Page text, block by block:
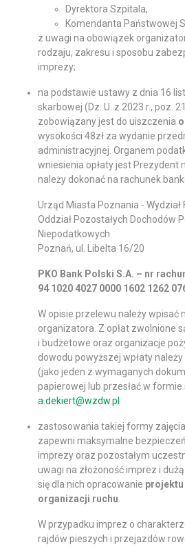
Dyrektora Szpitala,
Komendanta Państwowej
z uwagi na obowiązek
rodzaju, zakresu i sposobu
imprezy;
na podstawie ustawy z dnia 16
skarbowej (Dz. U. z 2023 r., poz.
zobowiązany jest do uiszczenia
wysokości 48zł za wydanie
administracyjnej. Organem
wniesienia opłaty jest Prezydent
należy dokonać na rachunek
Urząd Miasta Poznania - Wydział
Oddział Pozostałych Dochodów
Niepodatkowych
Poznań, ul. Libelta 16/20
PKO Bank Polski S.A. – nr
94 1020 4027 0000 1602 1262
W opisie przelewu należy wpisać
organizatora. Z opłat zwolnione
i budżetowe oraz organizacje
dowodu powyższej wpłaty
(jako jeden z wymaganych
papierowej lub przesłać w formie
a.dekiert@wzdw.pl
zastosowania takiej formy
zapewni maksymalne
imprezy oraz pozostałym
uwagi na złożoność imprez i
się dla nich opracowanie
organizacji ruchu
W przypadku imprez o
rajdów pieszych i przejazdów